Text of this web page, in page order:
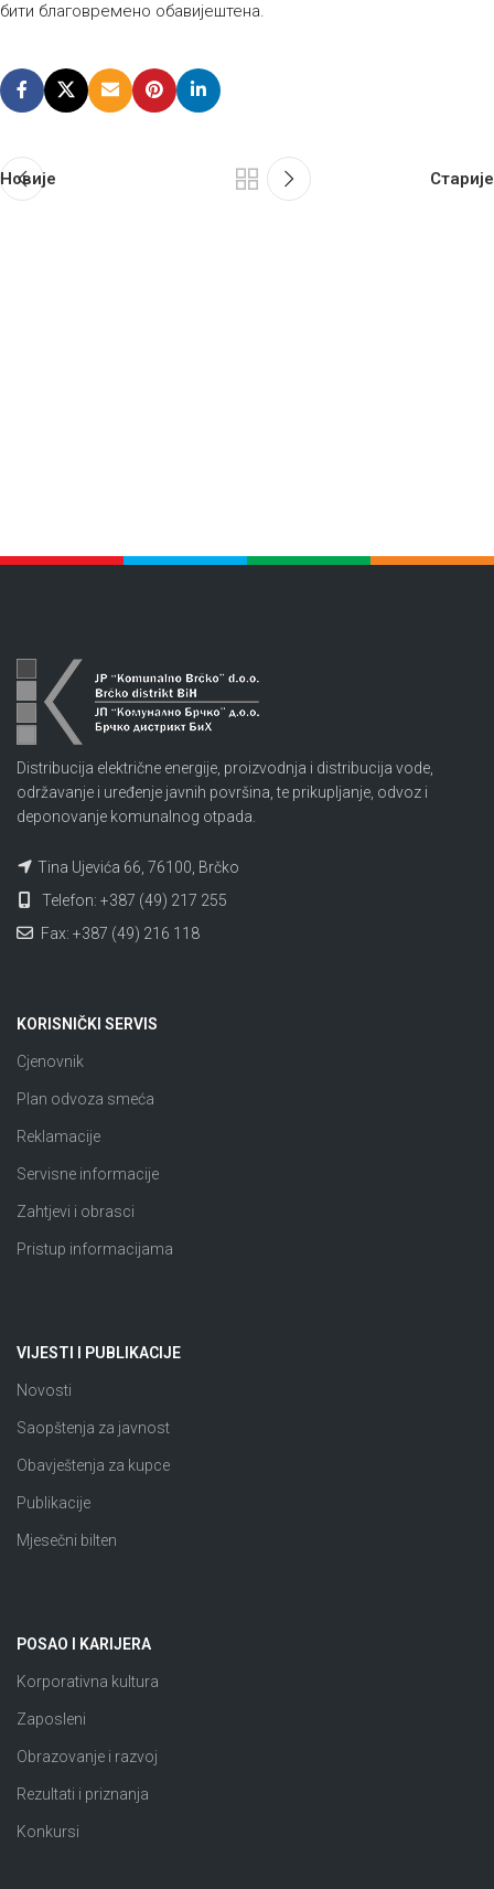
бити благовремено обавијештена.
Новије Старије
Distribucija električne energije, proizvodnja i distribucija vode,
održavanje i uređenje javnih površina, te prikupljanje, odvoz i
deponovanje komunalnog otpada.
Tina Ujevića 66, 76100, Brčko
Telefon: +387 (49) 217 255
Fax: +387 (49) 216 118
KORISNIČKI SERVIS
Cjenovnik
Plan odvoza smeća
Reklamacije
Servisne informacije
Zahtjevi i obrasci
Pristup informacijama
VIJESTI I PUBLIKACIJE
Novosti
Saopštenja za javnost
Obavještenja za kupce
Publikacije
Mjesečni bilten
POSAO I KARIJERA
Korporativna kultura
Zaposleni
Obrazovanje i razvoj
Rezultati i priznanja
Konkursi